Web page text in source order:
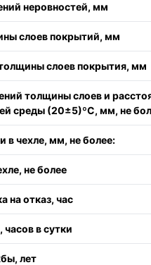
неровностей, мм
слоев покрытий, мм
слоев покрытия, мм
толщины слоев и
среды (20±5)ºС, мм, не
в чехле, мм, не более:
не более
на отказ, час
часов в сутки
лет